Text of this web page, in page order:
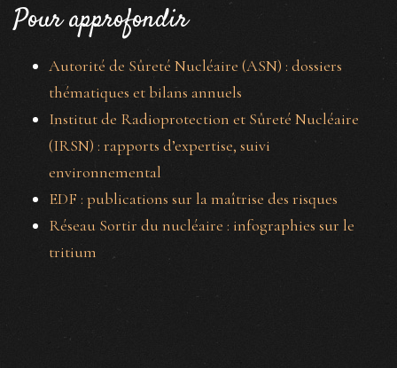
Pour approfondir
Autorité de Sûreté Nucléaire (ASN) : dossiers
thématiques et bilans annuels
Institut de Radioprotection et Sûreté Nucléaire
(IRSN) : rapports d’expertise, suivi
environnemental
EDF : publications sur la maîtrise des risques
Réseau Sortir du nucléaire : infographies sur le
tritium